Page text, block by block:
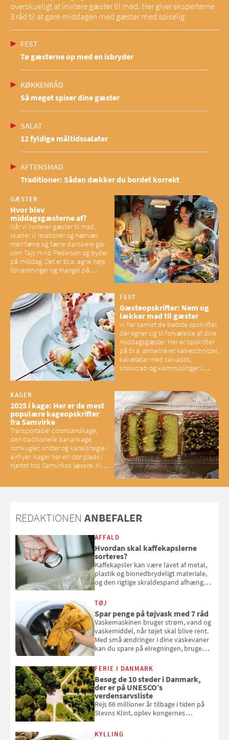
overskueligt at invitere gæster til mad. Her giver eksperterne
3 råd til at gøre middagen med gæster med spiselig
FEST
Tø gæsterne op med en isbryder
KØKKENRÅD
Så meget spiser dine gæster
SALAT
12 fyldige måltidssalater
AFTENSMAD
Traditioner: Sådan dækker du bordet korrekt
GÆSTER
Hvor blev
middagsgæsterne af?
Når vi inviterer gæster til mad,
skaber vi relationer og nærvær,
men færre og færre danskere gør
som Tajs Hviid Pedersen og byder
på middag. Det er bl.a. egne høje
forventninger og mangel på
have konsekvenser for vores
sociale fællesskaber
FEST
Gæsteopskrifter: Nem og
lækker mad til gæster
Vi har samlet de bedste opskrifter,
der egner sig til forkælelse af dine
middagsgæster. Her er opskrifter
på bl.a. ølmarineret kalveschnitzel,
kalvetatar med calvados,
snowcrab og kammuslinger i
KAGER
2025 i kage: Her er de mest
populære kageopskrifter
fra Samvirke
Transportabel citronsandkage,
den traditionelle banankage,
romkugler, snitter og kanelsnegle i
airfryer. Kager har en stor plads i
hjertet hos Samvirkes læsere. Kig
REDAKTIONEN ANBEFALER
AFFALD
Hvordan skal kaffekapslerne
sorteres?
Kaffekapsler kan være lavet af metal,
plastik og bionedbrydeligt materiale,
og den rigtige skraldespand afhænger
overblikket over, hvordan
kaffekapslerne skal sorteres
TØJ
Spar penge på tøjvask med 7 råd
Vaskemaskinen bruger strøm, vand og
vaskemiddel, når tøjet skal blive rent.
Med små ændringer i dine vaskevaner
kan du spare på elregningen, bruge
vaskemaskinens levetid. Samvirke har
samlet 7 enkle råd til at spare penge
på tøjvasken
FERIE I DANMARK
Besøg de 10 steder i Danmark,
der er på UNESCO’s
verdensarvsliste
Rejs 66 millioner år tilbage i tiden på
Stevns Klint, oplev kongernes
forvandle Vadehavet. Her er de 10
KYLLING